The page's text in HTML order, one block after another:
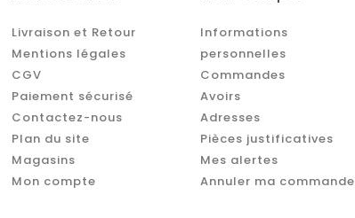
Livraison et Retour
Mentions légales
CGV
Paiement sécurisé
Contactez-nous
Plan du site
Magasins
Mon compte
Informations
personnelles
Commandes
Avoirs
Adresses
Pièces justificatives
Mes alertes
Annuler ma commande